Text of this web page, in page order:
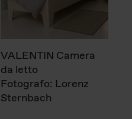
VALENTIN Camera
da letto
Fotografo: Lorenz
Sternbach